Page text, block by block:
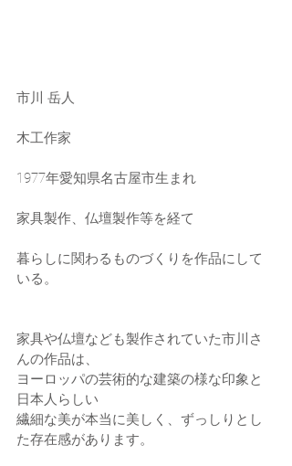
市川 岳人
木工作家
1977年愛知県名古屋市生まれ
家具製作、仏壇製作等を経て
暮らしに関わるものづくりを作品にして
いる。
家具や仏壇なども製作されていた市川さ
んの作品は、
ヨーロッパの芸術的な建築の様な印象と
日本人らしい
繊細な美が本当に美しく、ずっしりとし
た存在感があります。